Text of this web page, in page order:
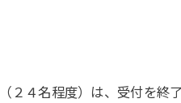
２４名程度）は、受付を終